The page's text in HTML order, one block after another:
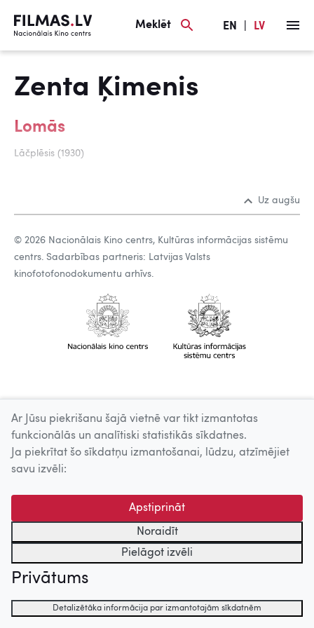
Meklēt EN LV
Zenta Ķimenis
Lomās
Lāčplēsis (1930)
Uz augšu
© 2026 Nacionālais Kino centrs, Kultūras informācijas sistēmu
centrs. Sadarbības partneris: Latvijas Valsts
kinofotofonodokumentu arhīvs.
Ar Jūsu piekrišanu šajā vietnē var tikt izmantotas
funkcionālās un analītiski statistikās sīkdatnes.
Ja piekrītat šo sīkdatņu izmantošanai, lūdzu, atzīmējiet
savu izvēli:
Apstiprināt
Noraidīt
Pielāgot izvēli
Privātums
Detalizētāka informācija par izmantotajām sīkdatnēm